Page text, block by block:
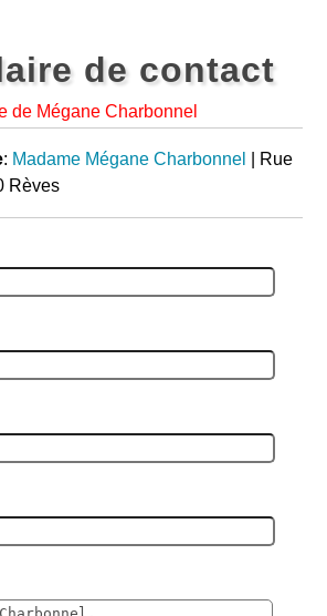
de contact
de Mégane Charbonnel
: Madame Mégane Charbonnel
| Rue
Rèves